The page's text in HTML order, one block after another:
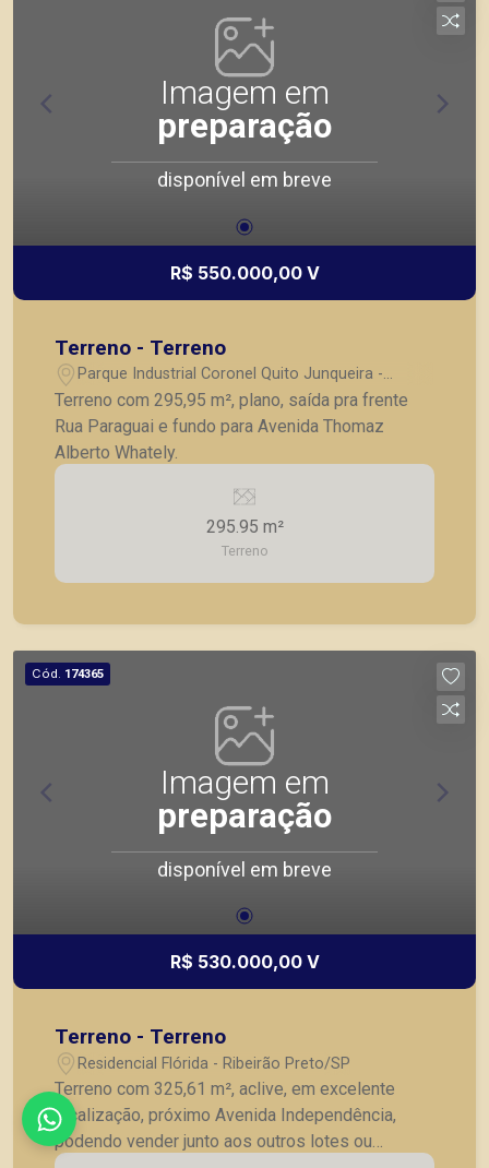
Imagem em
preparação
disponível em breve
R$ 550.000,00 V
Terreno - Terreno
Parque Industrial Coronel Quito Junqueira -
Ribeirão Preto/SP
Terreno com 295,95 m², plano, saída pra frente
Rua Paraguai e fundo para Avenida Thomaz
Alberto Whately.
295.95 m²
Terreno
Cód. 174365
Imagem em
preparação
disponível em breve
R$ 530.000,00 V
Terreno - Terreno
Residencial Flórida - Ribeirão Preto/SP
Terreno com 325,61 m², aclive, em excelente
localização, próximo Avenida Independência,
podendo vender junto aos outros lotes ou